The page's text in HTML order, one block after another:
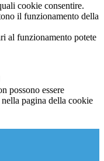
cookie consentire.
il funzionamento della
al funzionamento potete
possono essere
pagina della cookie